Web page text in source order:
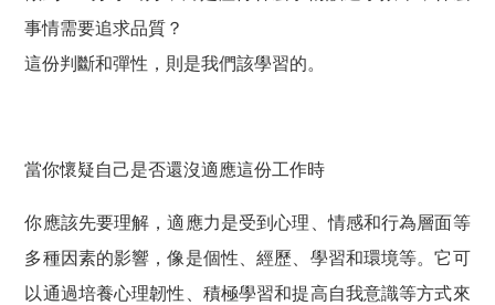
事情需要追求品質？
這份判斷和彈性，則是我們該學習的。
當你懷疑自己是否還沒適應這份工作時
你應該先要理解，適應力是受到心理、情感和行為層面等
多種因素的影響，像是個性、經歷、學習和環境等。它可
以通過培養心理韌性、積極學習和提高自我意識等方式來